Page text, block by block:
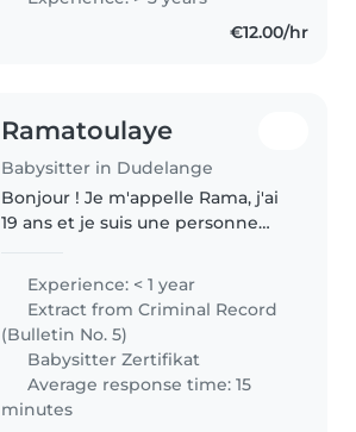
€12.00/hr
Ramatoulaye
Babysitter in Dudelange
Bonjour ! Je m'appelle Rama, j'ai
19 ans et je suis une personne
d'humour, qui aime bien passer
du temps avec les enfants. J'ai
un certificat babysitting..
Experience: < 1 year
Extract from Criminal Record
(Bulletin No. 5)
Babysitter Zertifikat
Average response time: 15
minutes